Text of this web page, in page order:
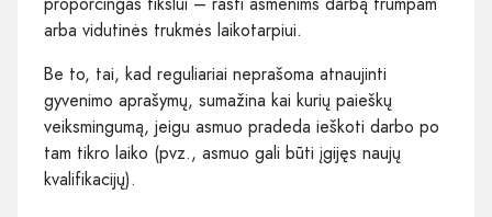
arba vidutinės trukmės laikotarpiui.
Be to, tai, kad reguliariai neprašoma atnaujinti
gyvenimo aprašymų, sumažina kai kurių paieškų
veiksmingumą, jeigu asmuo pradeda ieškoti darbo po
tam tikro laiko (pvz., asmuo gali būti įgijęs naujų
kvalifikacijų).